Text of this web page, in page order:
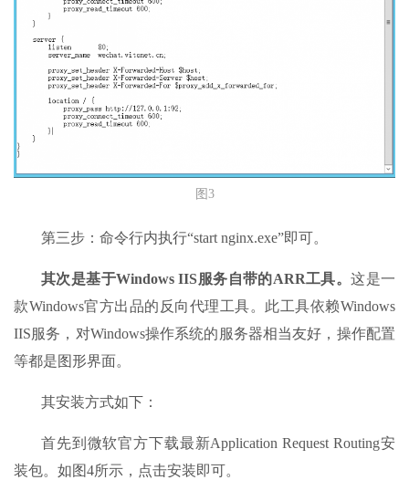
图3
第三步：命令行内执行“start nginx.exe”即可。
其次是基于Windows IIS服务自带的ARR工具。这是一
款Windows官方出品的反向代理工具。此工具依赖Windows
IIS服务，对Windows操作系统的服务器相当友好，操作配置
等都是图形界面。
其安装方式如下：
首先到微软官方下载最新Application Request Routing安
装包。如图4所示，点击安装即可。